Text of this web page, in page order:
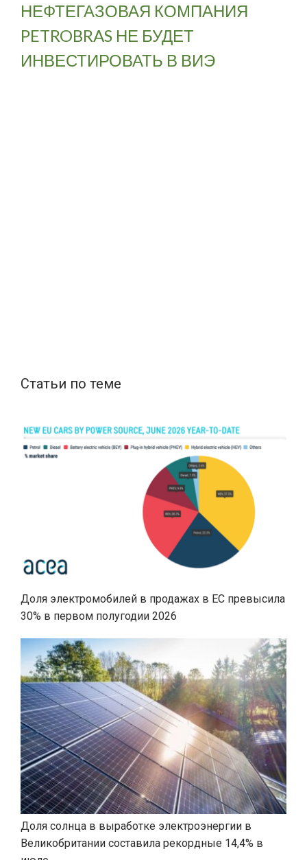
НЕФТЕГАЗОВАЯ КОМПАНИЯ
PETROBRAS НЕ БУДЕТ
ИНВЕСТИРОВАТЬ В ВИЭ
Статьи по теме
Доля электромобилей в продажах в ЕС превысила
30% в первом полугодии 2026
Доля солнца в выработке электроэнергии в
Великобритании составила рекордные 14,4% в